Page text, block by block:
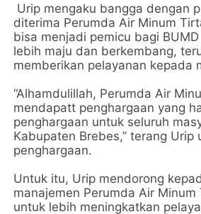
Urip mengaku bangga dengan
diterima Perumda Air Minum
bisa menjadi pemicu bagi
lebih maju dan berkembang,
memberikan pelayanan kepada
“Alhamdulillah, Perumda Air
mendapatt penghargaan yang
penghargaan untuk seluruh
Kabupaten Brebes,” terang Urip
penghargaan.
Untuk itu, Urip mendorong
manajemen Perumda Air Minum
untuk lebih meningkatkan